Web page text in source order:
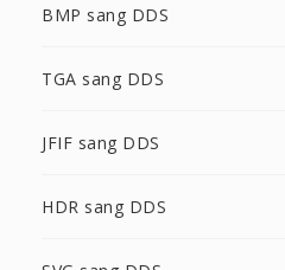
BMP sang DDS
TGA sang DDS
JFIF sang DDS
HDR sang DDS